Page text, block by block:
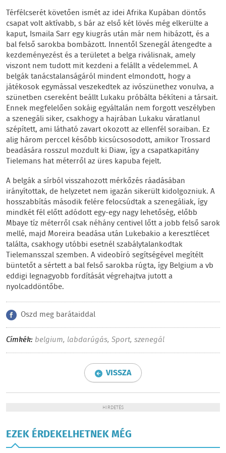
Térfélcserét követően ismét az idei Afrika Kupában döntős
csapat volt aktívabb, s bár az első két lövés még elkerülte a
kaput, Ismaila Sarr egy kiugrás után már nem hibázott, és a
bal felső sarokba bombázott. Innentől Szenegál átengedte a
kezdeményezést és a területet a belga riválisnak, amely
viszont nem tudott mit kezdeni a felállt a védelemmel. A
belgák tanácstalanságáról mindent elmondott, hogy a
játékosok egymással veszekedtek az ivószünethez vonulva, a
szünetben csereként beállt Lukaku próbálta békíteni a társait.
Ennek megfelelően sokáig egyáltalán nem forgott veszélyben
a szenegáli siker, csakhogy a hajrában Lukaku váratlanul
szépített, ami látható zavart okozott az ellenfél soraiban. Ez
alig három perccel később kicsúcsosodott, amikor Trossard
beadására rosszul mozdult ki Diaw, így a csapatkapitány
Tielemans hat méterről az üres kapuba fejelt.
A belgák a sírból visszahozott mérkőzés ráadásában
irányítottak, de helyzetet nem igazán sikerült kidolgozniuk. A
hosszabbítás második felére felocsúdtak a szenegáliak, így
mindkét fél előtt adódott egy-egy nagy lehetőség, előbb
Mbaye tíz méterről csak néhány centivel lőtt a jobb felső sarok
mellé, majd Moreira beadása után Lukebakio a keresztlécet
találta, csakhogy utóbbi esetnél szabálytalankodtak
Tielemansszal szemben. A videobíró segítségével megítélt
büntetőt a sértett a bal felső sarokba rúgta, így Belgium a vb
eddigi legnagyobb fordítását végrehajtva jutott a
nyolcaddöntőbe.
Oszd meg barátaiddal
Címkék: belgium, labdarúgás, Sport, szenegál
VISSZA
HIRDETÉS
EZEK ÉRDEKELHETNEK MÉG